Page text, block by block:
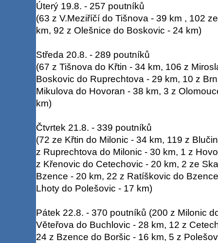
Úterý 19.8. - 257 poutníků
(63 z V.Meziříčí do Tišnova - 39 km , 102
km, 92 z Olešnice do Boskovic - 24 km)
Středa 20.8. - 289 poutníků
(67 z Tišnova do Křtin - 34 km, 106 z
Boskovic do Ruprechtova - 29 km, 10 z
Mikulova do Hovoran - 38 km, 3 z
km)
Čtvrtek 21.8. - 339 poutníků
(72 ze Křtin do Milonic - 34 km, 119 z
z Ruprechtova do Milonic - 30 km, 1 z
z Křenovic do Cetechovic - 20 km, 2 ze
Bzence - 20 km, 22 z Ratíškovic do
Lhoty do Polešovic - 17 km)
Pátek 22.8. - 370 poutníků (200 z Milonic
Věteřova do Buchlovic - 28 km, 12 z
24 z Bzence do Boršic - 16 km, 5 z